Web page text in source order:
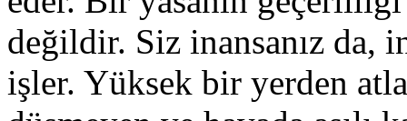
değildir. Siz inansanız da,
işler. Yüksek bir yerden